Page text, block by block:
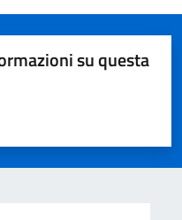
su questa
5